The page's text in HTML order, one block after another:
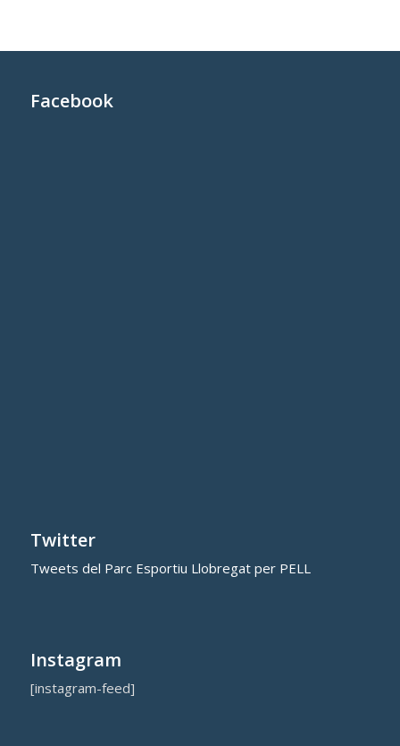
Facebook
Twitter
Tweets del Parc Esportiu Llobregat per PELL
Instagram
[instagram-feed]